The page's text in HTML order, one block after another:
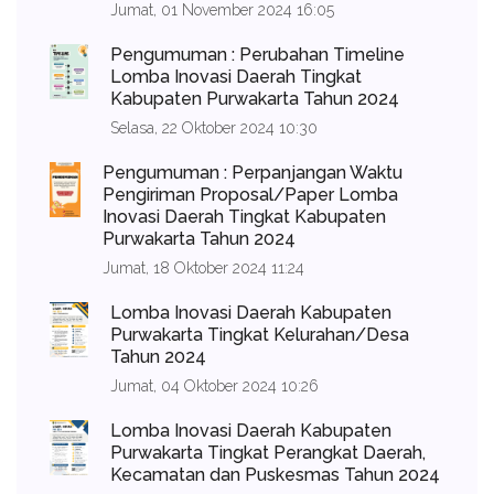
Jumat, 01 November 2024 16:05
Pengumuman : Perubahan Timeline
Lomba Inovasi Daerah Tingkat
Kabupaten Purwakarta Tahun 2024
Selasa, 22 Oktober 2024 10:30
Pengumuman : Perpanjangan Waktu
Pengiriman Proposal/Paper Lomba
Inovasi Daerah Tingkat Kabupaten
Purwakarta Tahun 2024
Jumat, 18 Oktober 2024 11:24
Lomba Inovasi Daerah Kabupaten
Purwakarta Tingkat Kelurahan/Desa
Tahun 2024
Jumat, 04 Oktober 2024 10:26
Lomba Inovasi Daerah Kabupaten
Purwakarta Tingkat Perangkat Daerah,
Kecamatan dan Puskesmas Tahun 2024